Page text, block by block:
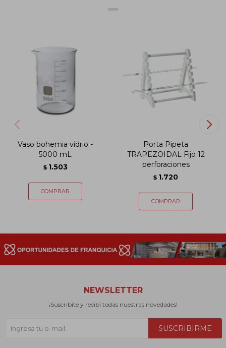
Vaso bohemia vidrio -
5000 mL
$ 1.503
Porta Pipeta
TRAPEZOIDAL Fijo 12
perforaciones
$ 1.720
NEWSLETTER
¡Suscribite y recibí todas nuestras novedades!
SUSCRIBIRME